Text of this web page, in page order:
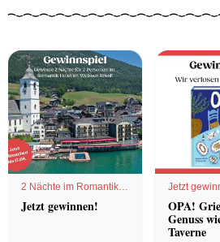
2 Nächte im Romantik
Hotel
Jetzt gewinnen!
Jetzt
OPA!
Genuss
Taverne